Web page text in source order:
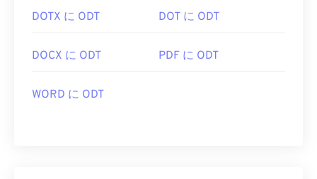
DOTX に ODT DOT に ODT
DOCX に ODT PDF に ODT
WORD に ODT